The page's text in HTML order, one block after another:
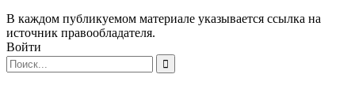
В каждом публикуемом материале указывается ссылка на
источник правообладателя.
Войти